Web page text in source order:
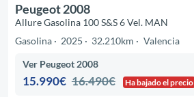
Peugeot 2008
Allure Gasolina 100 S&S 6 Vel. MAN
Gasolina
2025 32.210km Valencia
Ver Peugeot 2008
15.990€ 16.490€ Ha bajado el precio